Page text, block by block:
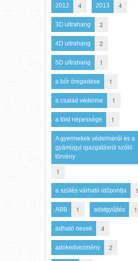
2012 4 2013 4
3D ultrahang 2
4D ultrahang 2
5D ultrahang 1
a bőr öregedése 1
a család védelme 1
a föld népessége 1
A gyermekek védelméről és a
gyámügyi igazgatásról szóló
törvény
1
a szülés várható időpontja 1
ABB 1 adatgyűjtés 1
adható nevek 4
adókedvezmény 2